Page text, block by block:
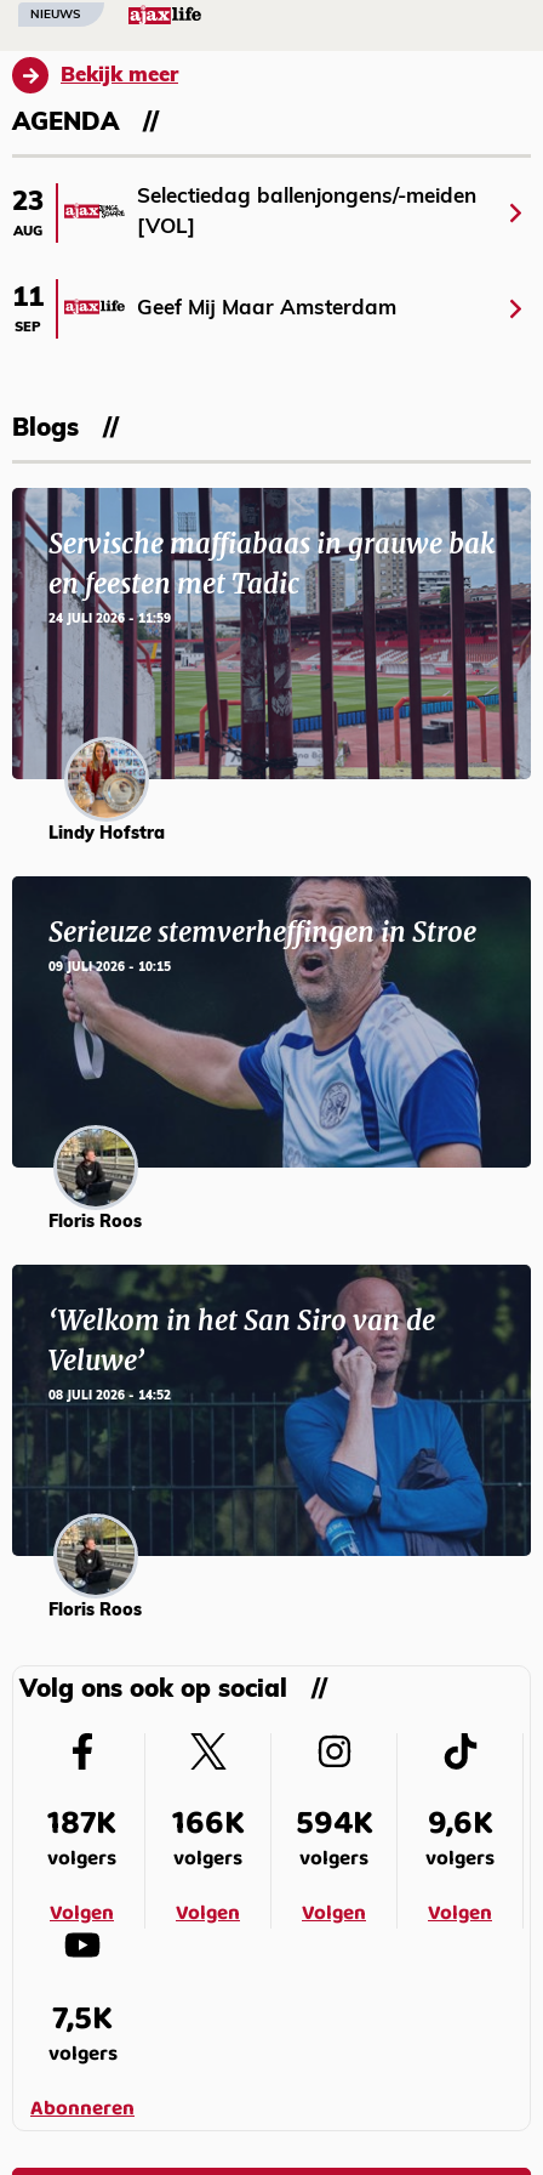
NIEUWS
Bekijk meer
AGENDA
23
AUG
Selectiedag ballenjongens/-meiden
[VOL]
11
SEP
Geef Mij Maar Amsterdam
Blogs
Servische maffiabaas in grauwe bak
en feesten met Tadic
24 JULI 2026 - 11:59
Lindy Hofstra
Serieuze stemverheffingen in Stroe
09 JULI 2026 - 10:15
Floris Roos
‘Welkom in het San Siro van de
Veluwe’
08 JULI 2026 - 14:52
Floris Roos
Volg ons ook op social
187K
volgers
Volgen
166K
volgers
Volgen
594K
volgers
Volgen
9,6K
volgers
Volgen
7,5K
volgers
Abonneren